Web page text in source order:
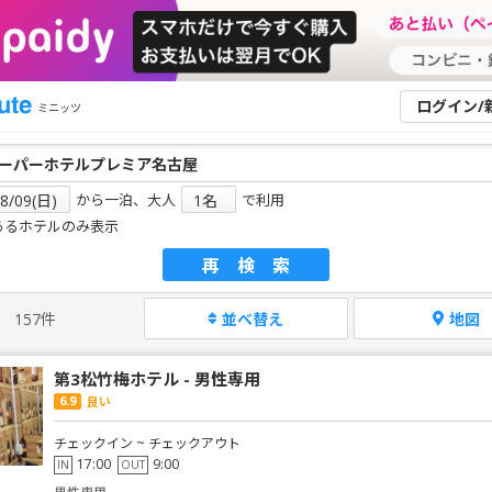
ミニッツ ログイン/
から一泊、大人
で利用
るホテルのみ表示
再検索
157件 並べ替え 地図
第3松竹梅ホテル - 男性専用
6.9 良い
チェックイン ~ チェックアウト
IN 17:00 OUT 9:00